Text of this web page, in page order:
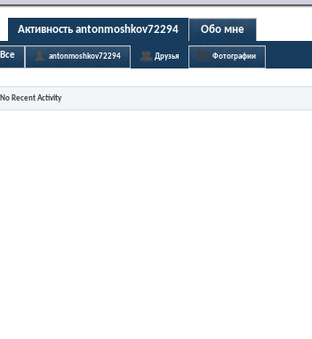
Активность antonmoshkov72294 Обо мне
Все antonmoshkov72294 Друзья Фотографии
No Recent Activity